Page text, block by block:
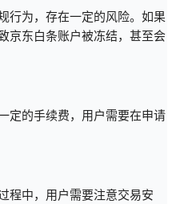
行为，存在一定的风险。如果
京东白条账户被冻结，甚至会
定的手续费，用户需要在申请
程中，用户需要注意交易安